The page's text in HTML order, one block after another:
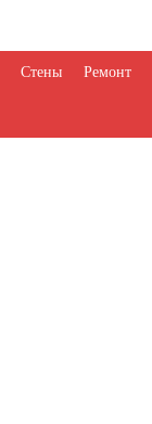
Стены Ремонт